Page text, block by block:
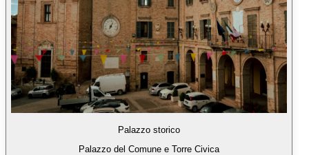
Palazzo storico
Palazzo del Comune e Torre Civica